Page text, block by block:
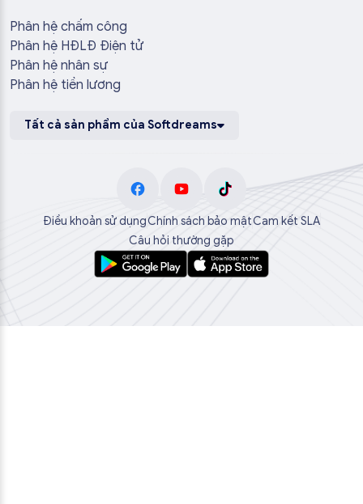
Phân hệ chấm công
Phân hệ HĐLĐ Điện tử
Phân hệ nhân sự
Phân hệ tiền lương
Tất cả sản phẩm của Softdreams
Điều khoản sử dụngChính sách bảo mậtCam kết SLA
Câu hỏi thường gặp